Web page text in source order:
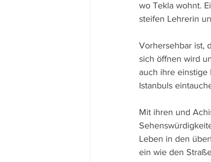
wo Tekla wohnt.
steifen Lehrerin
Vorhersehbar ist,
sich öffnen wird
auch ihre
Istanbuls
Mit ihren und
Leben in den
ein wie den